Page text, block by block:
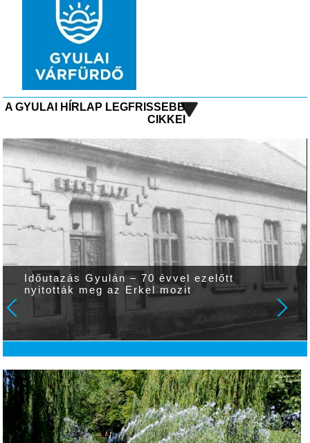
A GYULAI HÍRLAP LEGFRISSEBB
CIKKEI
Időutazás Gyulán – 70 évvel ezelőtt
nyitották meg az Erkel mozit